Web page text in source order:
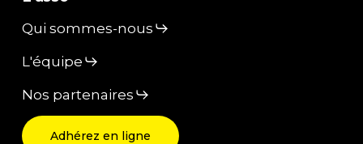
Qui sommes-nous
L'équipe
Nos partenaires
Adhérez en ligne